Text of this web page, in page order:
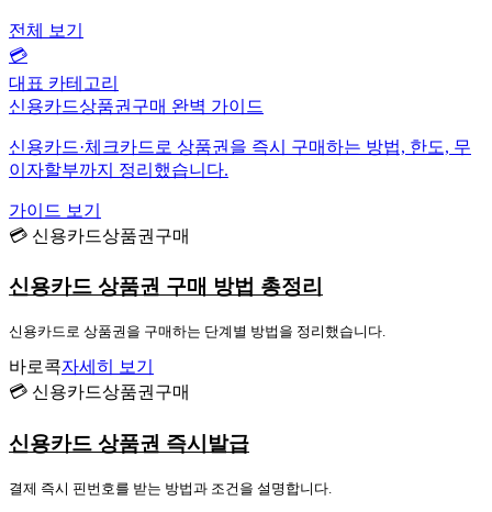
전체 보기
💳
대표 카테고리
신용카드상품권구매 완벽 가이드
신용카드·체크카드로 상품권을 즉시 구매하는 방법, 한도, 무
이자할부까지 정리했습니다.
가이드 보기
💳 신용카드상품권구매
신용카드 상품권 구매 방법 총정리
신용카드로 상품권을 구매하는 단계별 방법을 정리했습니다.
바로콕자세히 보기
💳 신용카드상품권구매
신용카드 상품권 즉시발급
결제 즉시 핀번호를 받는 방법과 조건을 설명합니다.